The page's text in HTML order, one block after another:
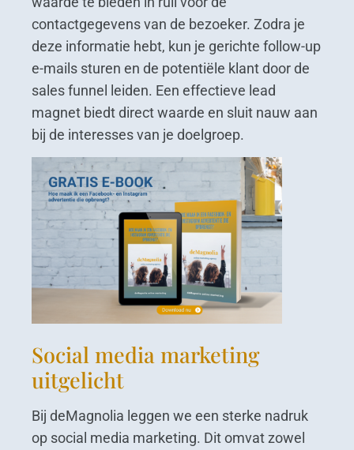
contactgegevens van de bezoeker. Zodra je
deze informatie hebt, kun je gerichte follow-up
e-mails sturen en de potentiële klant door de
sales funnel leiden. Een effectieve lead
magnet biedt direct waarde en sluit nauw aan
bij de interesses van je doelgroep.
Social media marketing
uitgelicht
Bij deMagnolia leggen we een sterke nadruk
op social media marketing. Dit omvat zowel